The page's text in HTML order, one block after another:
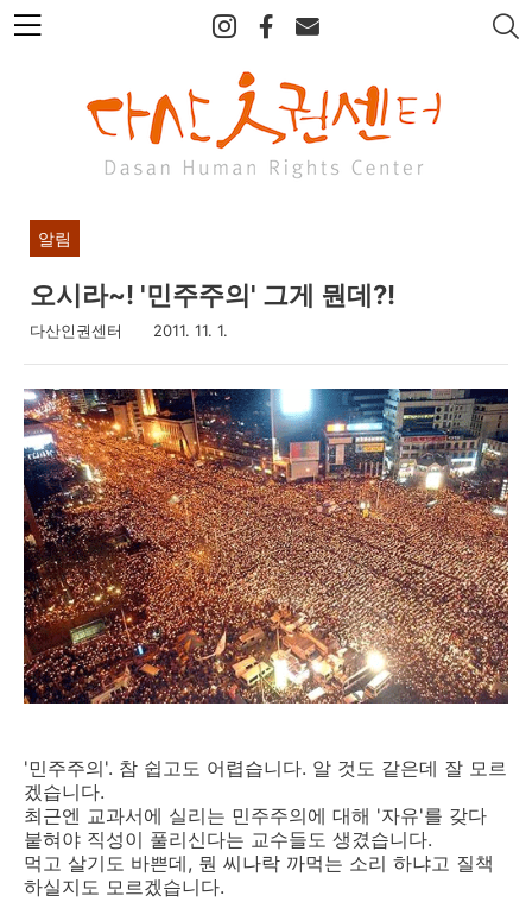
본
문
알림
오시라~! '민주주의' 그게 뭔데?!
다산인권센터 2011. 11. 1.
'민주주의'. 참 쉽고도 어렵습니다. 알 것도 같은데 잘 모르
겠습니다.
최근엔 교과서에 실리는 민주주의에 대해 '자유'를 갖다
붙혀야 직성이 풀리신다는 교수들도 생겼습니다.
먹고 살기도 바쁜데, 뭔 씨나락 까먹는 소리 하냐고 질책
하실지도 모르겠습니다.